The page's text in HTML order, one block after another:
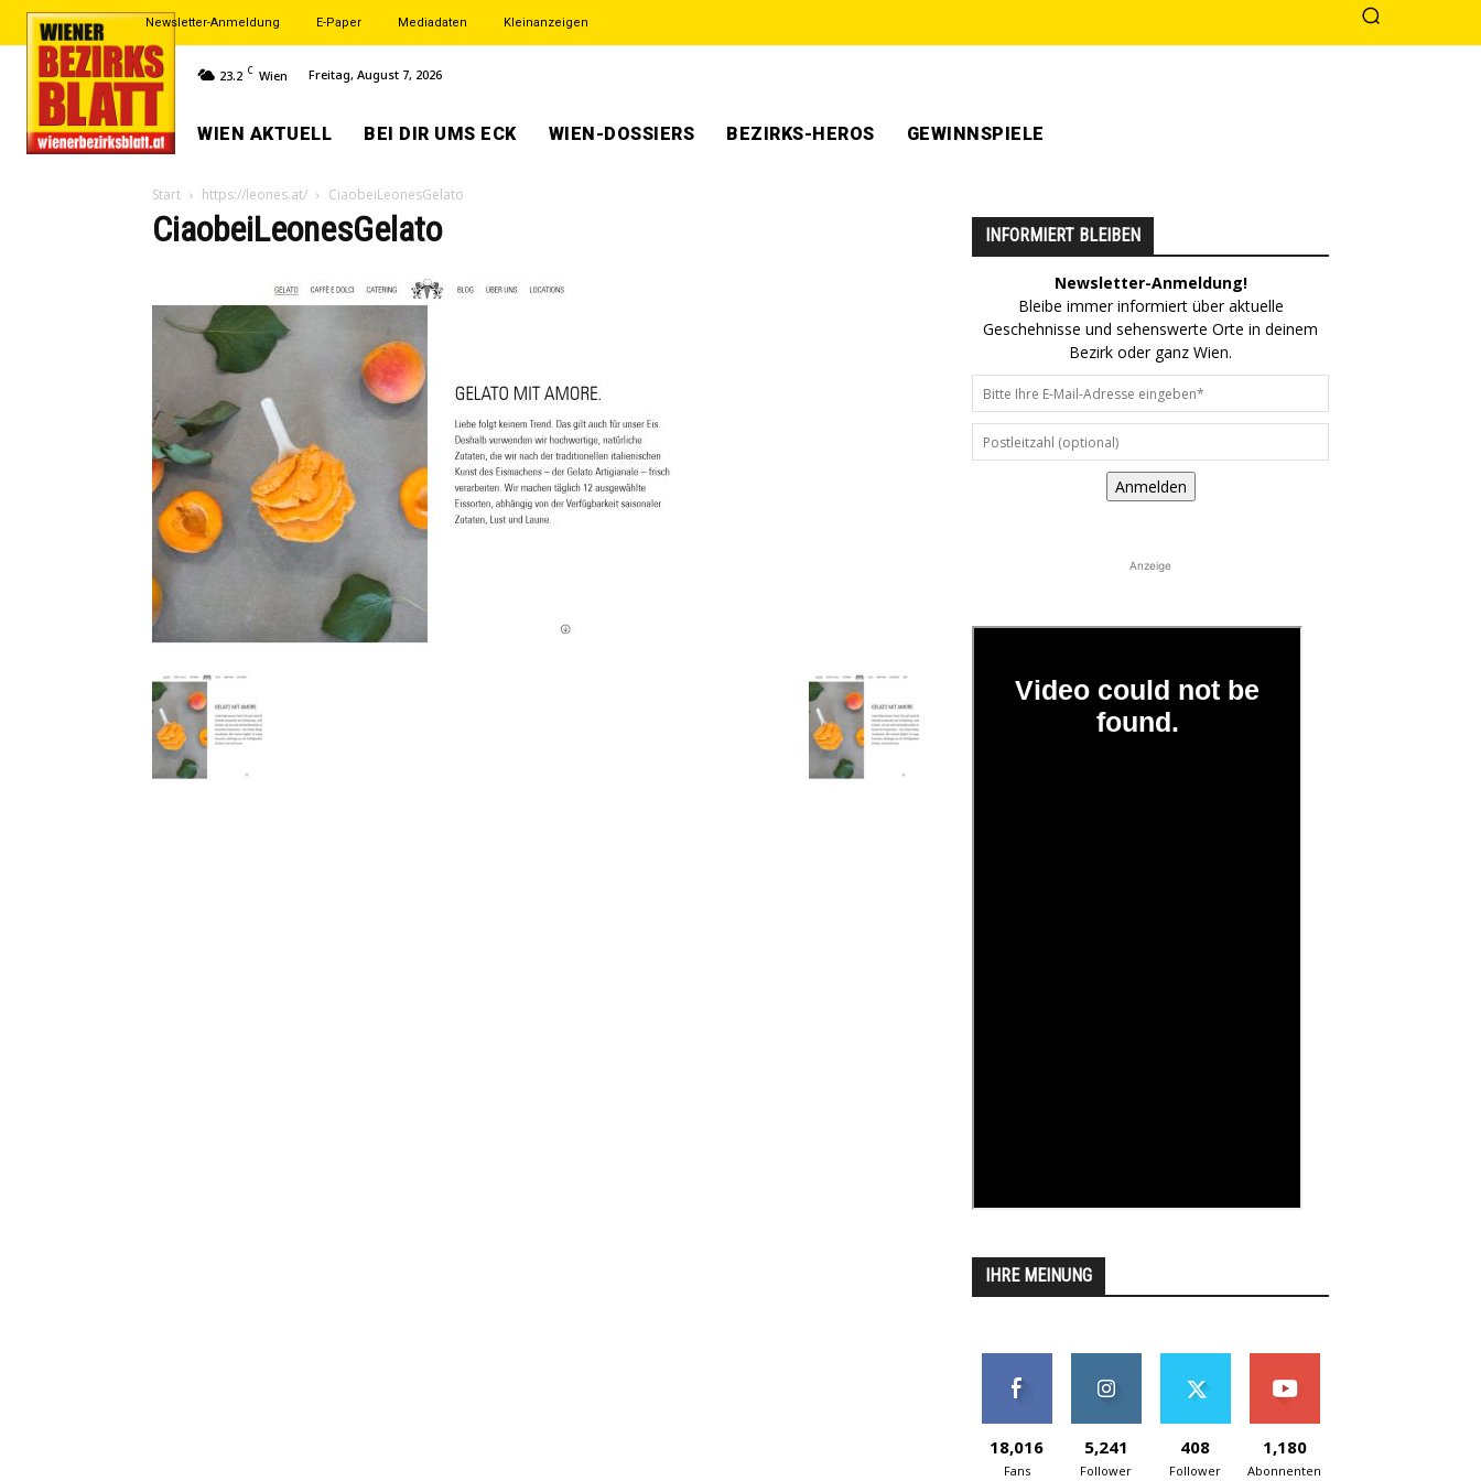
Newsletter-Anmeldung E-Paper Mediadaten Kleinanzeigen
23.2 C Wien Freitag, August 7, 2026
WIEN AKTUELL BEI DIR UMS ECK WIEN-DOSSIERS BEZIRKS-HEROS GEWINNSPIELE
Start https://leones.at/ CiaobeiLeonesGelato
CiaobeiLeonesGelato INFORMIERT BLEIBEN
Newsletter-Anmeldung!
Bleibe immer informiert über aktuelle
Geschehnisse und sehenswerte Orte in deinem
Bezirk oder ganz Wien.
Anmelden
Anzeige
IHRE MEINUNG
18,016
Fans
5,241
Follower
408
Follower
1,180
Abonnenten